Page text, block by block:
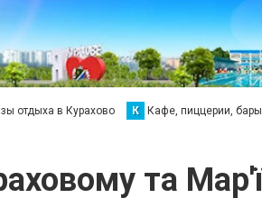
отдыха в Курахово К Кафе, пиццерии, бары
та